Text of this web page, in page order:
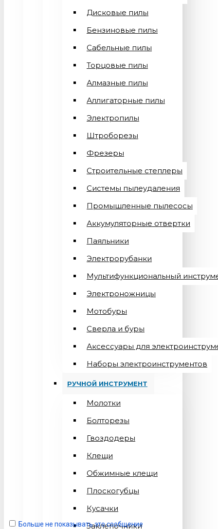
Дисковые пилы
Бензиновые пилы
Сабельные пилы
Торцовые пилы
Алмазные пилы
Аллигаторные пилы
Электропилы
Штроборезы
Фрезеры
Строительные степлеры
Системы пылеудаления
Промышленные пылесосы
Аккумуляторные отвертки
Паяльники
Электрорубанки
Мультифункциональный
Электроножницы
Мотобуры
Сверла и буры
Аксессуары для
Наборы электроинструментов
РУЧНОЙ ИНСТРУМЕНТ
Молотки
Болторезы
Гвоздодеры
Клещи
Обжимные клещи
Плоскогубцы
Кусачки
Заклепочники
Больше не показывать это сообщение